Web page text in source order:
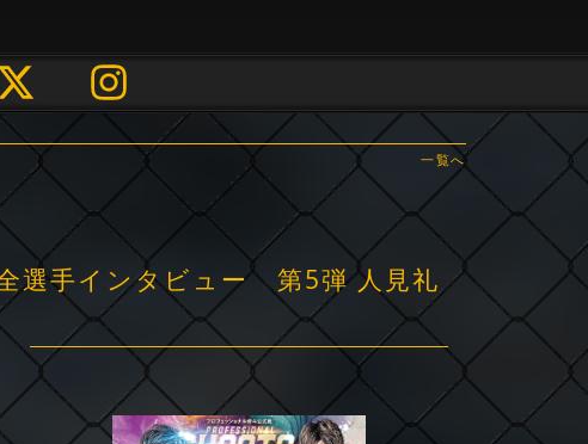
一覧へ
選手インタビュー 第5弾 人見礼